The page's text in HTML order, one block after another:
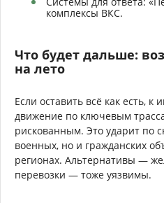
комплексы ВКС.
Что будет дальше:
на лето
Если оставить всё как есть, к
движение по ключевым
рискованным. Это ударит по
военных, но и гражданских
регионах. Альтернативы —
перевозки — тоже уязвимы.